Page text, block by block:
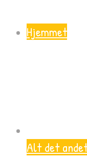
Hjemmet
Alt det